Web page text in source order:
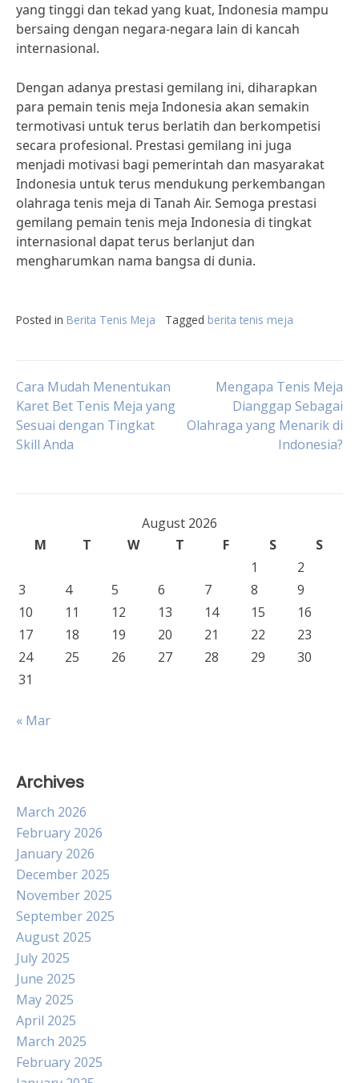
yang tinggi dan tekad yang kuat, Indonesia mampu
bersaing dengan negara-negara lain di kancah
internasional.
Dengan adanya prestasi gemilang ini, diharapkan
para pemain tenis meja Indonesia akan semakin
termotivasi untuk terus berlatih dan berkompetisi
secara profesional. Prestasi gemilang ini juga
menjadi motivasi bagi pemerintah dan masyarakat
Indonesia untuk terus mendukung perkembangan
olahraga tenis meja di Tanah Air. Semoga prestasi
gemilang pemain tenis meja Indonesia di tingkat
internasional dapat terus berlanjut dan
mengharumkan nama bangsa di dunia.
Posted in Berita Tenis Meja Tagged berita tenis meja
Post
navigation
Cara Mudah Menentukan
Karet Bet Tenis Meja yang
Sesuai dengan Tingkat
Skill Anda
Mengapa Tenis Meja
Dianggap Sebagai
Olahraga yang Menarik di
Indonesia?
August 2026
M
T W T F S
S
1
2
3
4 5 6 7 8
9
10
11 12 13 14 15
16
17
18 19 20 21 22
23
24
25 26 27 28 29
30
31
« Mar
Archives
March 2026
February 2026
January 2026
December 2025
November 2025
September 2025
August 2025
July 2025
June 2025
May 2025
April 2025
March 2025
February 2025